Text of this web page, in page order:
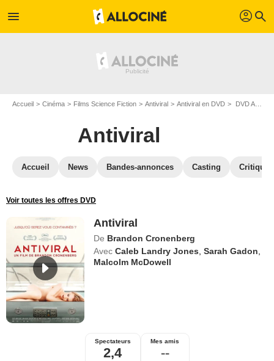
menu profil search
Accueil Cinéma Films Science Fiction Antiviral Antiviral en DVD DVD Antiviral
Antiviral
Accueil News Bandes-annonces Casting
Voir toutes les offres DVD
Antiviral
De Brandon Cronenberg
Avec Caleb Landry Jones ,Sarah Gadon
Malcolm McDowell
Spectateurs
2,4
Mes amis
--